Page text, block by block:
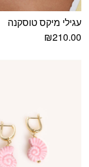
עגילי מיקס טוסקנה
₪210.00